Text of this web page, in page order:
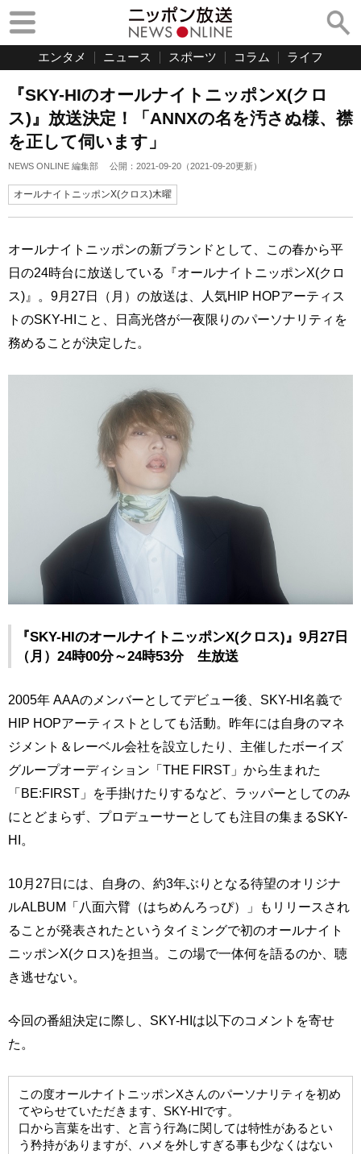
エンタメ ニュース スポーツ コラム ライフ
『SKY-HIのオールナイトニッポンX(クロ
ス)』放送決定！「ANNXの名を汚さぬ様、襟
を正して伺います」
NEWS ONLINE 編集部 公開： 2021-09-20 （2021-09-20更新）
オールナイトニッポンX(クロス)木曜
オールナイトニッポンの新ブランドとして、この春から平
日の24時台に放送している『オールナイトニッポンX(クロ
ス)』。9月27日（月）の放送は、人気HIP HOPアーティス
トのSKY-HIこと、日高光啓が一夜限りのパーソナリティを
務めることが決定した。
『SKY-HIのオールナイトニッポンX(クロス)』9月27日
（月）24時00分～24時53分 生放送
2005年 AAAのメンバーとしてデビュー後、SKY-HI名義で
HIP HOPアーティストとしても活動。昨年には自身のマネ
ジメント＆レーベル会社を設立したり、主催したボーイズ
グループオーディション「THE FIRST」から生まれた
「BE:FIRST」を手掛けたりするなど、ラッパーとしてのみ
にとどまらず、プロデューサーとしても注目の集まるSKY-
HI。
10月27日には、自身の、約3年ぶりとなる待望のオリジナ
ルALBUM「八面六臂（はちめんろっぴ）」もリリースされ
ることが発表されたというタイミングで初のオールナイト
ニッポンX(クロス)を担当。この場で一体何を語るのか、聴
き逃せない。
今回の番組決定に際し、SKY-HIは以下のコメントを寄せ
た。
この度オールナイトニッポンXさんのパーソナリティを初め
てやらせていただきます、SKY-HIです。
口から言葉を出す、と言う行為に関しては特性があるとい
う矜持がありますが、ハメを外しすぎる事も少なくはない